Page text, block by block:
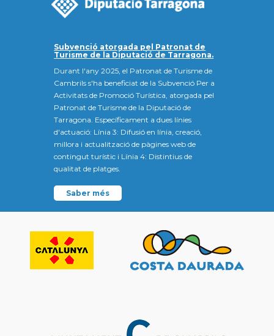
Subvenció atorgada pel Patronat de
Turisme de la Diputació de Tarragona.
Durant l'any 2025, el Patronat de Turisme de
Cambrils s'ha beneficiat de la Subvenció Per a
Activitats de Promoció Turística, atorgada pel
Patronat de Turisme de la Diputació de
Tarragona. Específicament a dues línies
d'actuació: Línia 3: Difusió en línia, creació,
millora i actualització de pàgines web de
contingut turístic i Línia 4: Distintius de
qualitat de platges.
Saber més